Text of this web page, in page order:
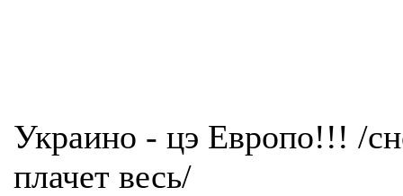
Украино - цэ Европо!!! /
плачет весь/